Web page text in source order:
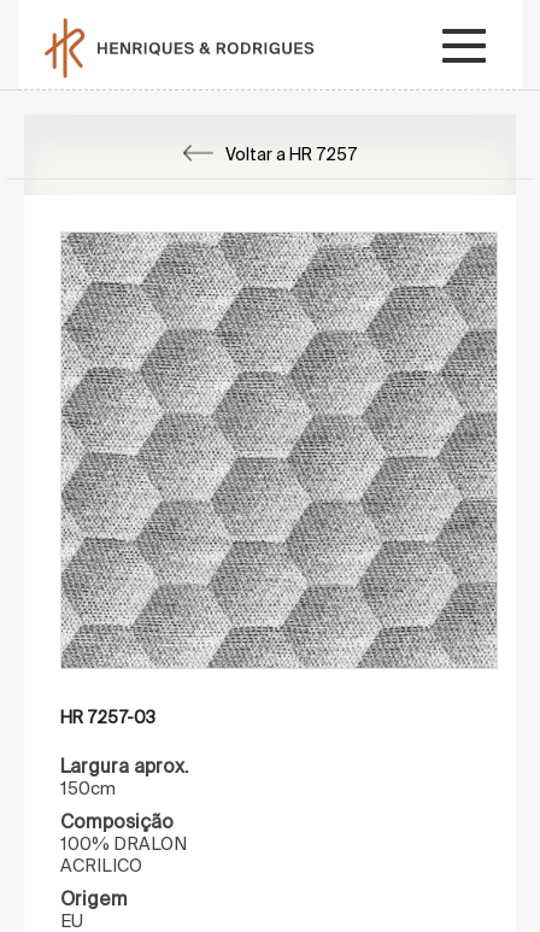
Voltar a HR 7257
HR 7257-03
Largura aprox.
150cm
Composição
100% DRALON
ACRILICO
Origem
EU